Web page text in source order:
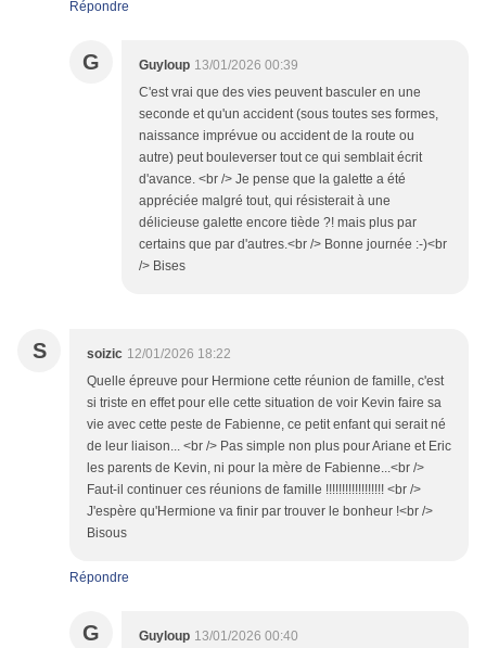
Répondre
G Guyloup 13/01/2026 00:39
C'est vrai que des vies peuvent basculer en une
seconde et qu'un accident (sous toutes ses formes,
naissance imprévue ou accident de la route ou
autre) peut bouleverser tout ce qui semblait écrit
d'avance. <br /> Je pense que la galette a été
appréciée malgré tout, qui résisterait à une
délicieuse galette encore tiède ?! mais plus par
certains que par d'autres.<br /> Bonne journée :-)<br
/> Bises
S soizic 12/01/2026 18:22
Quelle épreuve pour Hermione cette réunion de famille, c'est
si triste en effet pour elle cette situation de voir Kevin faire sa
vie avec cette peste de Fabienne, ce petit enfant qui serait né
de leur liaison... <br /> Pas simple non plus pour Ariane et Eric
les parents de Kevin, ni pour la mère de Fabienne...<br />
Faut-il continuer ces réunions de famille !!!!!!!!!!!!!!!!!! <br />
J'espère qu'Hermione va finir par trouver le bonheur !<br />
Bisous
Répondre
G Guyloup 13/01/2026 00:40